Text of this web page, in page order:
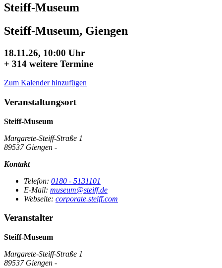
Steiff-Museum
Steiff-Museum, Giengen
18.11.26, 10:00 Uhr
+ 314 weitere Termine
Zum Kalender hinzufügen
Veranstaltungsort
Steiff-Museum
Margarete-Steiff-Straße 1
89537 Giengen -
Kontakt
Telefon: 0180 - 5131101
E-Mail: museum@steiff.de
Webseite: corporate.steiff.com
Veranstalter
Steiff-Museum
Margarete-Steiff-Straße 1
89537 Giengen -